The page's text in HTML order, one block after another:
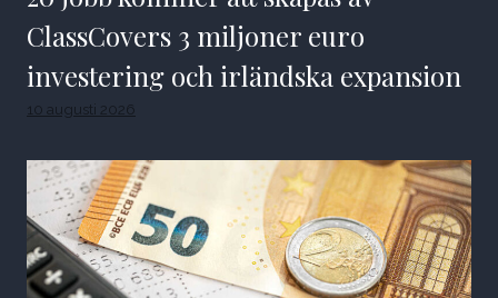
ClassCovers 3 miljoner euro
investering och irländska expansion
10 augusti 2026